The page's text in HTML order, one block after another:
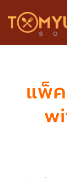
Skip
แพ็